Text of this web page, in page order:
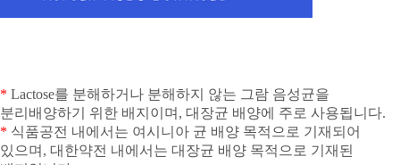
* Lactose를 분해하거나 분해하지 않는 그람 음성균을
분리배양하기 위한 배지이며 , 대장균 배양에 주로 사용됩니다.
* 식품공전 내에서는 여시니아 균 배양 목적으로 기재되어
있으며 , 대한약전 내에서는 대장균 배양 목적으로 기재된